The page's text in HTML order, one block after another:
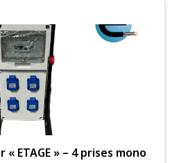
ETAGE » – 4 prises mono